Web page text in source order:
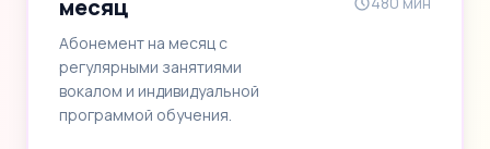
месяц
Абонемент на месяц с
регулярными занятиями
вокалом и индивидуальной
программой обучения.